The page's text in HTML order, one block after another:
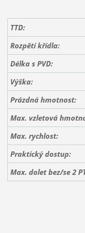
TTD:
Rozpětí křídla:
Délka s PVD:
Výška:
Prázdná hmotnost:
Max. vzletová
Max. rychlost:
Praktický dostup:
Max. dolet bez/se 2